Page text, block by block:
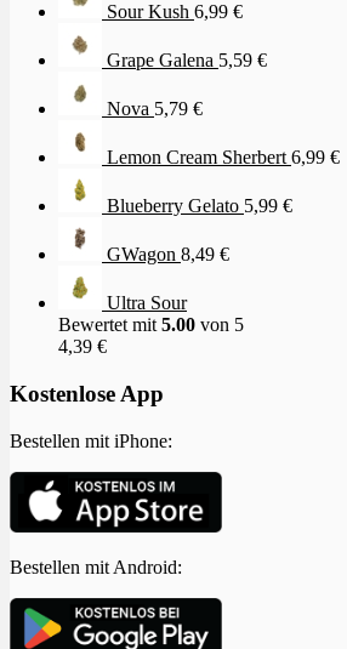
Sour Kush 6,99 €
Grape Galena 5,59 €
Nova 5,79 €
Lemon Cream Sherbert 6,99 €
Blueberry Gelato 5,99 €
GWagon 8,49 €
Ultra Sour
Bewertet mit 5.00 von 5
4,39 €
Kostenlose App
Bestellen mit iPhone:
Bestellen mit Android: